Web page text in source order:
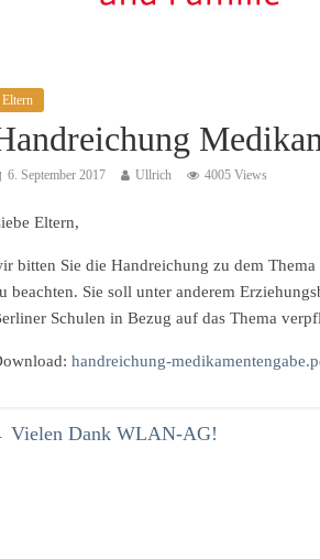
Eltern
6. September 2017 Ullrich 4005 Views
Eltern,
bitten Sie die Handreichung zu dem
beachten. Sie soll unter anderem
Schulen in Bezug auf das Thema
handreichung-
Vielen Dank WLAN-AG!